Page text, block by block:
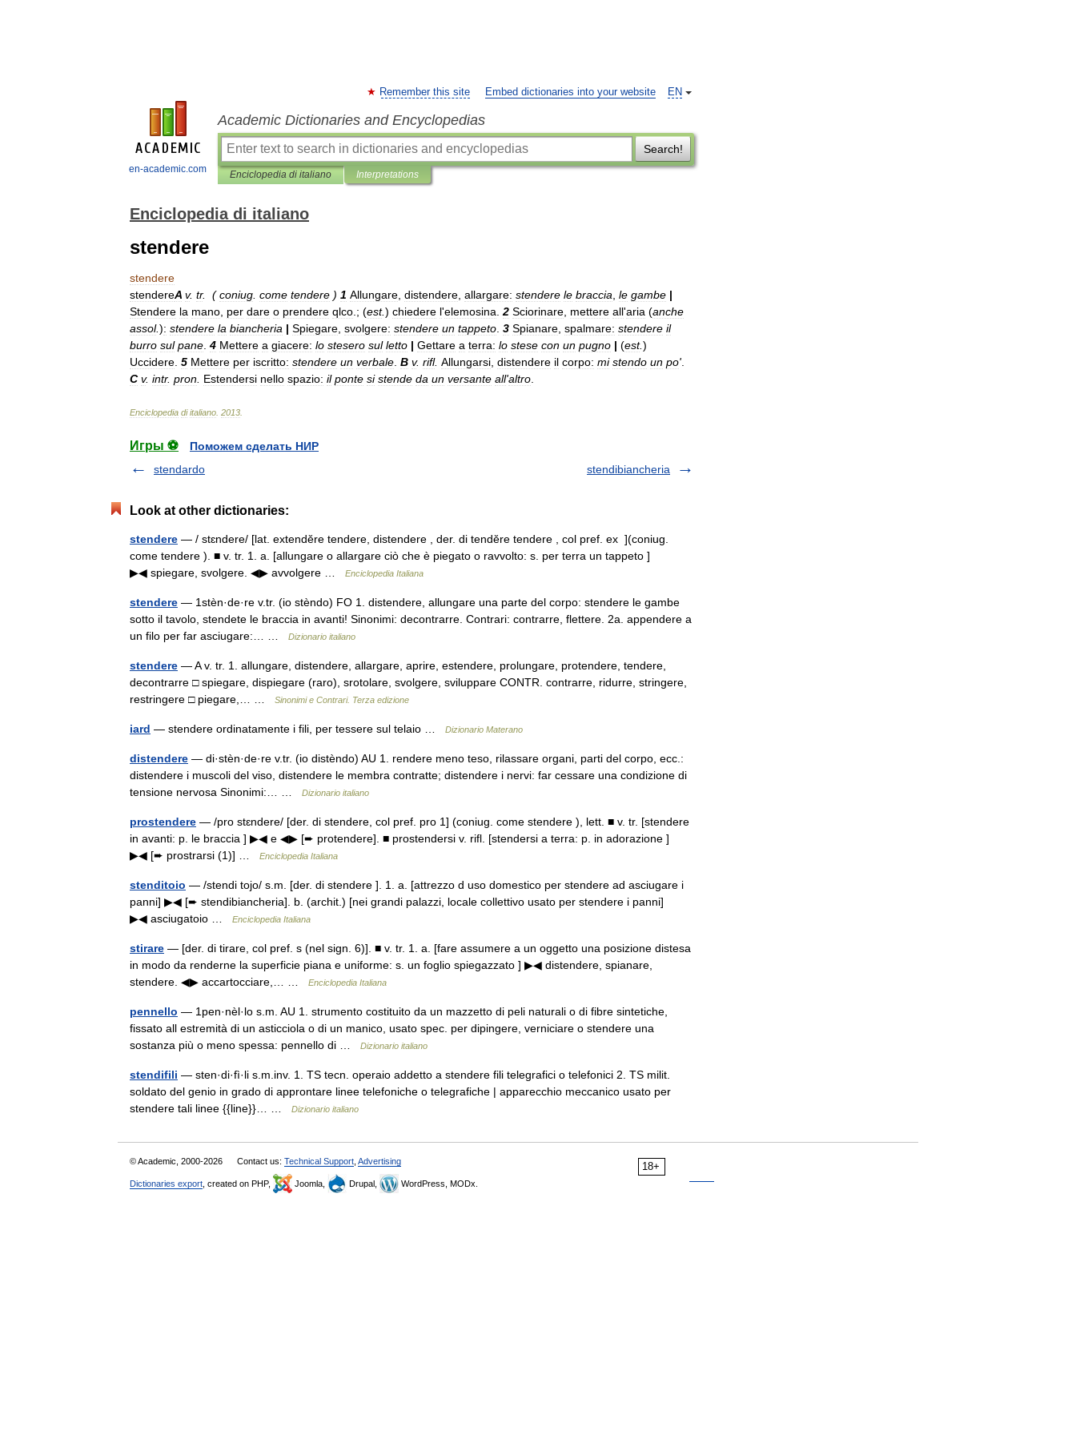
en-academic.com
EN
Remember this site Embed dictionaries into your website
Academic Dictionaries and Encyclopedias
Search!
Enciclopedia di italiano Interpretations
Enciclopedia di italiano
stendere
stendere
stendereA v. tr. (coniug come tendere ) 1 Allungare distendere allargare: stendere le braccia le gambe |
Stendere la mano per dare o prendere qlco .; (est.) chiedere l'elemosina 2 Sciorinare mettere all'aria (anche
assol.): stendere la biancheria | Spiegare svolgere: stendere un tappeto 3 Spianare spalmare: stendere il
burro sul pane 4 Mettere a giacere: lo stesero sul letto | Gettare a terra: lo stese con un pugno | (est.)
Uccidere 5 Mettere per iscritto: stendere un verbale B v. rifl. Allungarsi distendere il corpo: mi stendo un po'
C v. intr. pron Estendersi nello spazio: il ponte si stende da un versante all'altro
Enciclopedia di italiano 2013
Игры ⚽
Поможем сделать НИР
stendardo
stendibiancheria
Look at other dictionaries:
stendere — / stɛndere/ [lat. extendĕre tendere, distendere , der. di tendĕre tendere , col pref. ex ](coniug.
come tendere ). ■ v. tr. 1. a. [allungare o allargare ciò che è piegato o ravvolto: s. per terra un tappeto ]
▶◀ spiegare, svolgere. ◀▶ avvolgere …
Enciclopedia Italiana
stendere — 1stèn·de·re v.tr. (io stèndo) FO 1. distendere, allungare una parte del corpo: stendere le gambe
sotto il tavolo, stendete le braccia in avanti! Sinonimi: decontrarre. Contrari: contrarre, flettere. 2a. appendere a
un filo per far asciugare:… …
Dizionario italiano
stendere — A v. tr. 1. allungare, distendere, allargare, aprire, estendere, prolungare, protendere, tendere,
decontrarre □ spiegare, dispiegare (raro), srotolare, svolgere, sviluppare CONTR. contrarre, ridurre, stringere,
restringere □ piegare,… …
Sinonimi e Contrari. Terza edizione
iard — stendere ordinatamente i fili, per tessere sul telaio … Dizionario Materano
distendere — di·stèn·de·re v.tr. (io distèndo) AU 1. rendere meno teso, rilassare organi, parti del corpo, ecc.:
distendere i muscoli del viso, distendere le membra contratte; distendere i nervi: far cessare una condizione di
tensione nervosa Sinonimi:… …
Dizionario italiano
prostendere — /pro stɛndere/ [der. di stendere, col pref. pro 1] (coniug. come stendere ), lett. ■ v. tr. [stendere
in avanti: p. le braccia ] ▶◀ e ◀▶ [➨ protendere]. ■ prostendersi v. rifl. [stendersi a terra: p. in adorazione ]
▶◀ [➨ prostrarsi (1)] …
Enciclopedia Italiana
stenditoio — /stendi tojo/ s.m. [der. di stendere ]. 1. a. [attrezzo d uso domestico per stendere ad asciugare i
panni] ▶◀ [➨ stendibiancheria]. b. (archit.) [nei grandi palazzi, locale collettivo usato per stendere i panni]
▶◀ asciugatoio …
Enciclopedia Italiana
stirare — [der. di tirare, col pref. s (nel sign. 6)]. ■ v. tr. 1. a. [fare assumere a un oggetto una posizione distesa
in modo da renderne la superficie piana e uniforme: s. un foglio spiegazzato ] ▶◀ distendere, spianare,
stendere. ◀▶ accartocciare,… …
Enciclopedia Italiana
pennello — 1pen·nèl·lo s.m. AU 1. strumento costituito da un mazzetto di peli naturali o di fibre sintetiche,
fissato all estremità di un asticciola o di un manico, usato spec. per dipingere, verniciare o stendere una
sostanza più o meno spessa: pennello di …
Dizionario italiano
stendifili — sten·di·fì·li s.m.inv. 1. TS tecn. operaio addetto a stendere fili telegrafici o telefonici 2. TS milit.
soldato del genio in grado di approntare linee telefoniche o telegrafiche | apparecchio meccanico usato per
stendere tali linee {{line}}… …
Dizionario italiano
18+
© Academic, 2000-2026 Contact us: Technical Support Advertising
Dictionaries export , created on PHP, Joomla, Drupal, WordPress, MODx.